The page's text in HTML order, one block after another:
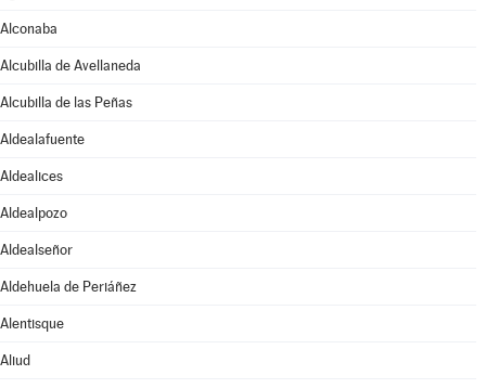
Alconaba
Alcubilla de Avellaneda
Alcubilla de las Peñas
Aldealafuente
Aldealices
Aldealpozo
Aldealseñor
Aldehuela de Periáñez
Alentisque
Aliud